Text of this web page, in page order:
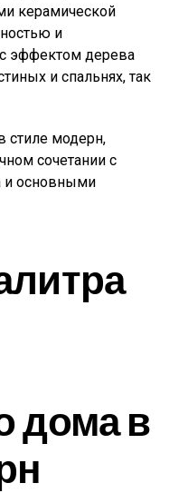
керамической
и
эффектом дерева
и спальнях, так
стиле модерн,
сочетании с
и основными
дома в